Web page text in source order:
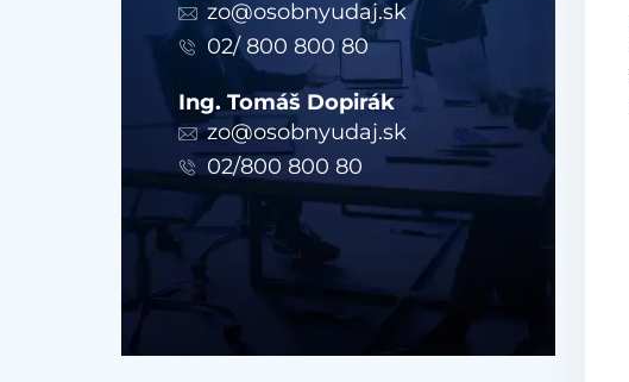
zo@osobnyudaj.sk
02/ 800 800 80
Ing. Tomáš Dopirák
zo@osobnyudaj.sk
02/800 800 80